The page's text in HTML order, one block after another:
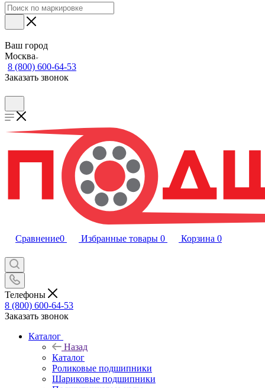
Ваш город
Москва
8 (800) 600-64-53
Заказать звонок
Сравнение0 Избранные товары 0 Корзина 0
Телефоны
8 (800) 600-64-53
Заказать звонок
Каталог
Назад
Каталог
Роликовые подшипники
Шариковые подшипники